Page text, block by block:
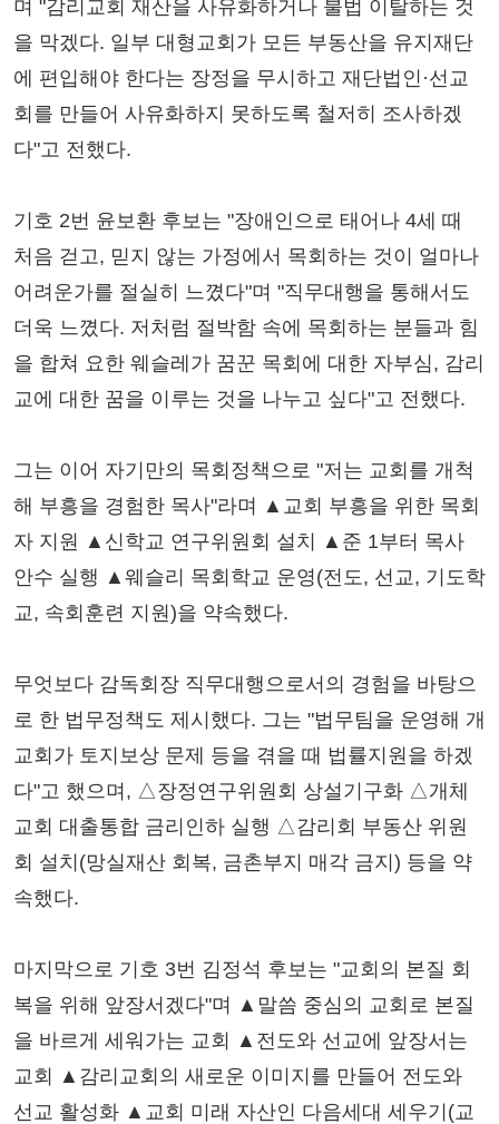
며 "감리교회 재산을 사유화하거나 불법 이탈하는 것
을 막겠다. 일부 대형교회가 모든 부동산을 유지재단
에 편입해야 한다는 장정을 무시하고 재단법인·선교
회를 만들어 사유화하지 못하도록 철저히 조사하겠
다"고 전했다.
기호 2번 윤보환 후보는 "장애인으로 태어나 4세 때
처음 걷고, 믿지 않는 가정에서 목회하는 것이 얼마나
어려운가를 절실히 느꼈다"며 "직무대행을 통해서도
더욱 느꼈다. 저처럼 절박함 속에 목회하는 분들과 힘
을 합쳐 요한 웨슬레가 꿈꾼 목회에 대한 자부심, 감리
교에 대한 꿈을 이루는 것을 나누고 싶다"고 전했다.
그는 이어 자기만의 목회정책으로 "저는 교회를 개척
해 부흥을 경험한 목사"라며 ▲교회 부흥을 위한 목회
자 지원 ▲신학교 연구위원회 설치 ▲준 1부터 목사
안수 실행 ▲웨슬리 목회학교 운영(전도, 선교, 기도학
교, 속회훈련 지원)을 약속했다.
무엇보다 감독회장 직무대행으로서의 경험을 바탕으
로 한 법무정책도 제시했다. 그는 "법무팀을 운영해 개
교회가 토지보상 문제 등을 겪을 때 법률지원을 하겠
다"고 했으며, △장정연구위원회 상설기구화 △개체
교회 대출통합 금리인하 실행 △감리회 부동산 위원
회 설치(망실재산 회복, 금촌부지 매각 금지) 등을 약
속했다.
마지막으로 기호 3번 김정석 후보는 "교회의 본질 회
복을 위해 앞장서겠다"며 ▲말씀 중심의 교회로 본질
을 바르게 세워가는 교회 ▲전도와 선교에 앞장서는
교회 ▲감리교회의 새로운 이미지를 만들어 전도와
선교 활성화 ▲교회 미래 자산인 다음세대 세우기(교